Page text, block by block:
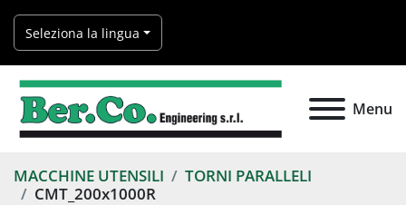
Seleziona la lingua
Menu
MACCHINE UTENSILI
TORNI PARALLELI
CMT_200x1000R